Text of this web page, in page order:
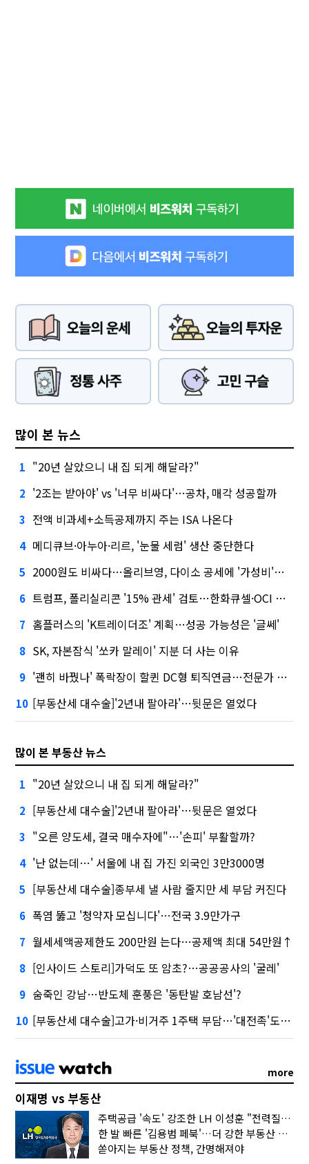
많이 본 뉴스
1 "20년 살았으니 내 집 되게 해달라?"
2 '2조는 받아야' vs '너무 비싸다'…공차, 매각 성공할까
3 전액 비과세+소득공제까지 주는 ISA 나온다
4 메디큐브·아누아·리르, '눈물 세럼' 생산 중단한다
5 2000원도 비싸다…올리브영, 다이소 공세에 '가성비'로 맞불
6 트럼프, 폴리실리콘 '15% 관세' 검토…한화큐셀·OCI 영향은?
7 홈플러스의 'K트레이더조' 계획…성공 가능성은 '글쎄'
8 SK, 자본잠식 '쏘카 말레이' 지분 더 사는 이유
9 '괜히 바꿨나' 폭락장이 할퀸 DC형 퇴직연금…전문가 조언은
10 [부동산세 대수술]'2년내 팔아라'…뒷문은 열었다
많이 본 부동산 뉴스
1 "20년 살았으니 내 집 되게 해달라?"
2 [부동산세 대수술]'2년내 팔아라'…뒷문은 열었다
3 "오른 양도세, 결국 매수자에"…'손피' 부활할까?
4 '난 없는데…' 서울에 내 집 가진 외국인 3만3000명
5 [부동산세 대수술]종부세 낼 사람 줄지만 세 부담 커진다
6 폭염 뚫고 '청약자 모십니다'…전국 3.9만가구
7 월세세액공제한도 200만원 는다…공제액 최대 54만원↑
8 [인사이드 스토리]가덕도 또 암초?…공공공사의 '굴레'
9 숨죽인 강남…반도체 훈풍은 '동탄발 호남선'?
10 [부동산세 대수술]고가·비거주 1주택 부담…'대전족'도 불똥
more
이재명 vs 부동산
주택공급 '속도' 강조한 LH 이성훈 "전력질주해야"
한 발 빠른 '김용범 페북'…더 강한 부동산 규제 나오나
쏟아지는 부동산 정책, 간명해져야